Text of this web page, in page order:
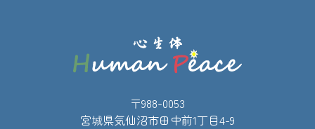
〒988-0053
宮城県気仙沼市田中前1丁目4-9